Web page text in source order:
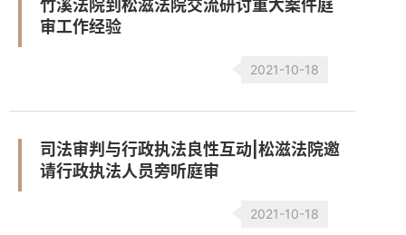
竹溪法院到松滋法院交流研讨重大案件庭
审工作经验
2021-10-18
司法审判与行政执法良性互动|松滋法院邀
请行政执法人员旁听庭审
2021-10-18